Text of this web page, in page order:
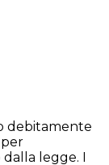
debitamente
legge. I